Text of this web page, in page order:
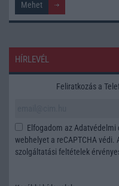
HÍRLEVÉL
Feliratkozás a
Elfogadom az Adatvédelmi
webhelyet a reCAPTCHA védi.
szolgáltatási feltételek